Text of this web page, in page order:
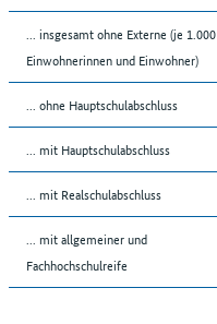
... insgesamt ohne Externe (je 1.000
Einwohnerinnen und Einwohner)
... ohne Hauptschulabschluss
... mit Hauptschulabschluss
... mit Realschulabschluss
... mit allgemeiner und
Fachhochschulreife